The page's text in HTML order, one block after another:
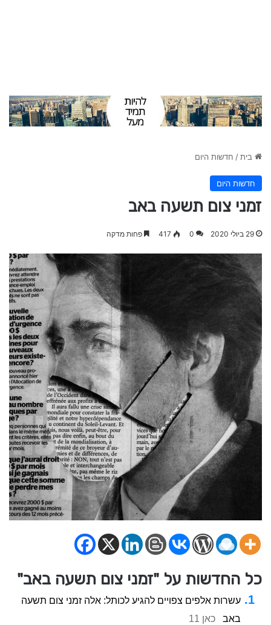
בית/ חדשות היום
חדשות היום
זמני צום תשעה באב
29 ביולי 2020 0
417 פחות מדקה
כל החדשות על "זמני צום תשעה באב"
עשרות אלפים צפויים להגיע לכותל: אלה זמני צום תשעה
באב
כאן 11